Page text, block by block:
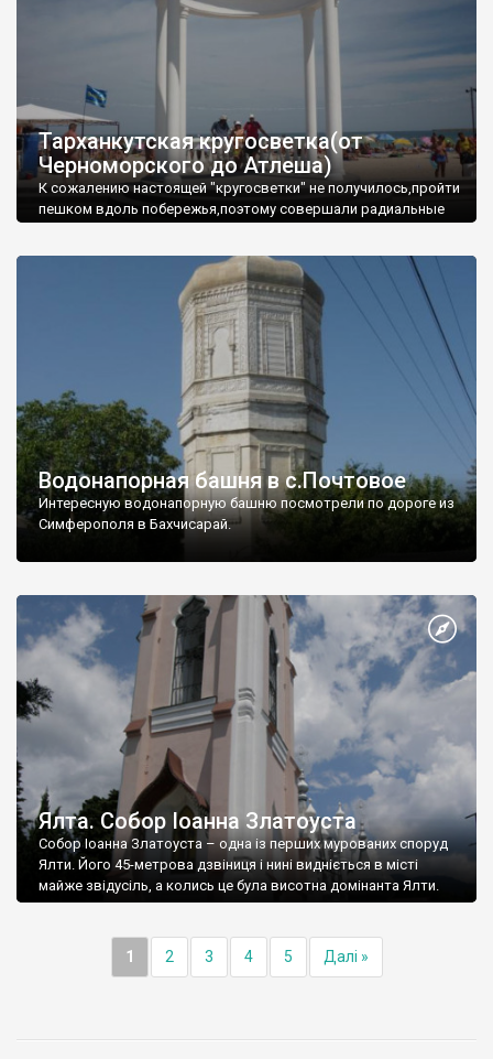
Тарханкутская кругосветка(от
Черноморского до Атлеша)
К сожалению настоящей "кругосветки" не получилось,пройти
пешком вдоль побережья,поэтому совершали радиальные
Водонапорная башня в с.Почтовое
Интересную водонапорную башню посмотрели по дороге из
Симферополя в Бахчисарай.
Ялта. Собор Іоанна Златоуста
Собор Іоанна Златоуста – одна із перших мурованих споруд
Ялти. Його 45-метрова дзвіниця і нині видніється в місті
майже звідусіль, а колись це була висотна домінанта Ялти.
1 2 3 4 5 Далі »